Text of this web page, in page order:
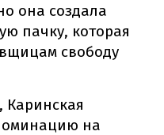
она создала
пачку, которая
свободу
на